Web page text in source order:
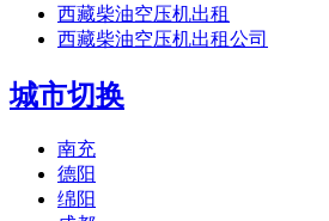
西藏柴油空压机出租
西藏柴油空压机出租公司
城市切换
南充
德阳
绵阳